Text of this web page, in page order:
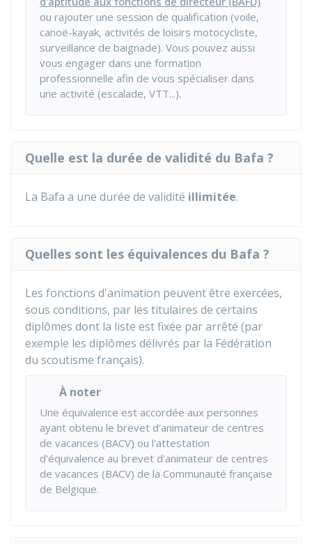
ou rajouter une session de qualification (voile,
canoë-kayak, activités de loisirs motocycliste,
surveillance de baignade). Vous pouvez aussi
vous engager dans une formation
professionnelle afin de vous spécialiser dans
une activité (escalade, VTT...).
Quelle est la durée de validité du Bafa ?
La Bafa a une durée de validité illimitée.
Quelles sont les équivalences du Bafa ?
Les fonctions d'animation peuvent être exercées,
sous conditions, par les titulaires de certains
diplômes dont la liste est fixée par arrêté (par
exemple les diplômes délivrés par la Fédération
du scoutisme français).
À noter
Une équivalence est accordée aux personnes
ayant obtenu le brevet d'animateur de centres
de vacances (BACV) ou l'attestation
d'équivalence au brevet d'animateur de centres
de vacances (BACV) de la Communauté française
de Belgique.